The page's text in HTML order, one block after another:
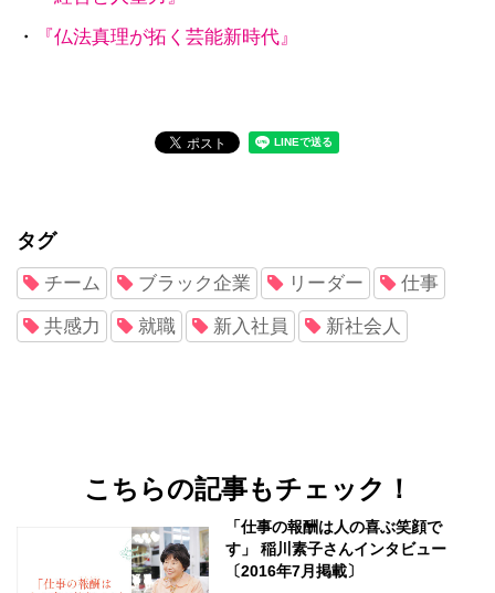
・
『仏法真理が拓く芸能新時代』
タグ
チーム ブラック企業 リーダー 仕事
共感力 就職 新入社員 新社会人
こちらの記事もチェック！
「仕事の報酬は人の喜ぶ笑顔で
す」 稲川素子さんインタビュー
〔2016年7月掲載〕